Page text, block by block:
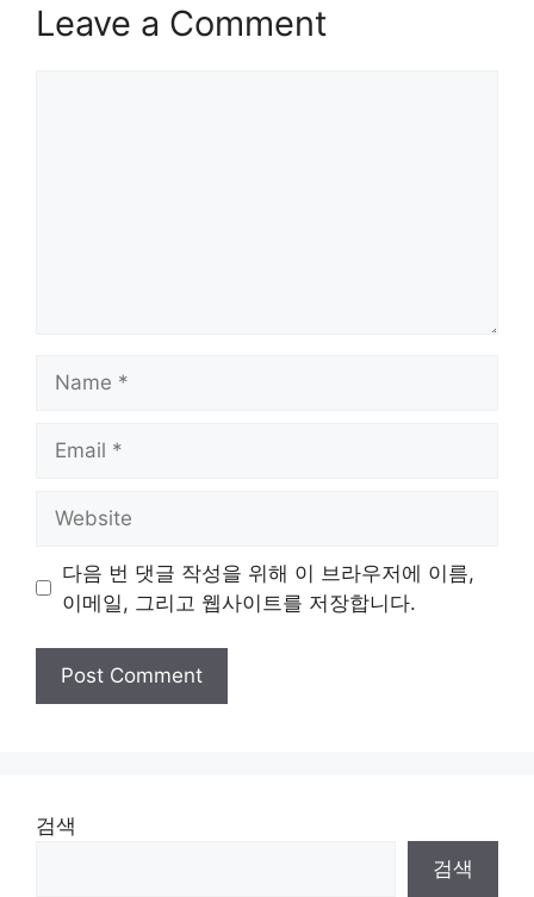
Leave a Comment
다음 번 댓글 작성을 위해 이 브라우저에 이름,
이메일, 그리고 웹사이트를 저장합니다.
검색
검색